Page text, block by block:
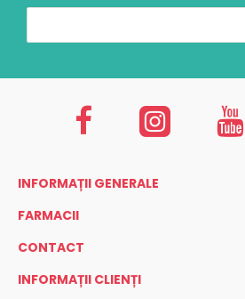
INFORMAȚII GENERALE
FARMACII
CONTACT
INFORMAȚII CLIENȚI